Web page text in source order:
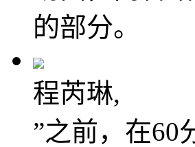
的部分。
程芮琳,
”之前，在60